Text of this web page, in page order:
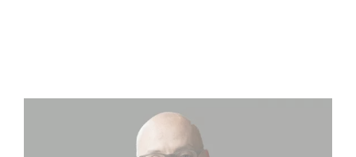
la caída de Banco Popular